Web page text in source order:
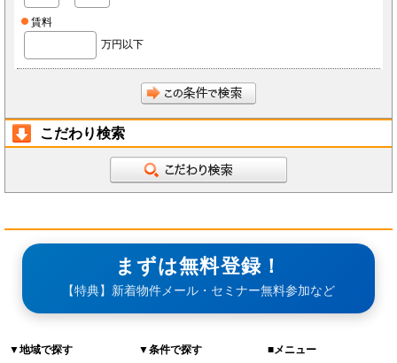
賃料
万円以下
こだわり検索
まずは無料登録！
【特典】新着物件メール・セミナー無料参加など
▼地域で探す
▼条件で探す
■メニュー